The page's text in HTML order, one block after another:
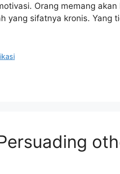
Orang memang akan
yang sifatnya kronis. Yang